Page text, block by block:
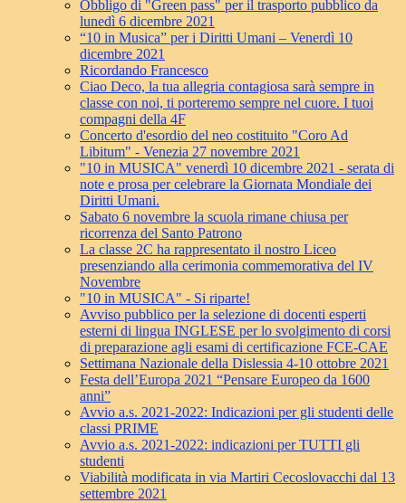
Obbligo di "Green pass" per il trasporto pubblico da
lunedì 6 dicembre 2021
“10 in Musica” per i Diritti Umani – Venerdì 10
dicembre 2021
Ricordando Francesco
Ciao Deco, la tua allegria contagiosa sarà sempre in
classe con noi, ti porteremo sempre nel cuore. I tuoi
compagni della 4F
Concerto d'esordio del neo costituito "Coro Ad
Libitum" - Venezia 27 novembre 2021
"10 in MUSICA" venerdì 10 dicembre 2021 - serata di
note e prosa per celebrare la Giornata Mondiale dei
Diritti Umani.
Sabato 6 novembre la scuola rimane chiusa per
ricorrenza del Santo Patrono
La classe 2C ha rappresentato il nostro Liceo
presenziando alla cerimonia commemorativa del IV
Novembre
"10 in MUSICA" - Si riparte!
Avviso pubblico per la selezione di docenti esperti
esterni di lingua INGLESE per lo svolgimento di corsi
di preparazione agli esami di certificazione FCE-CAE
Settimana Nazionale della Dislessia 4-10 ottobre 2021
Festa dell’Europa 2021 “Pensare Europeo da 1600
anni”
Avvio a.s. 2021-2022: Indicazioni per gli studenti delle
classi PRIME
Avvio a.s. 2021-2022: indicazioni per TUTTI gli
studenti
Viabilità modificata in via Martiri Cecoslovacchi dal 13
settembre 2021